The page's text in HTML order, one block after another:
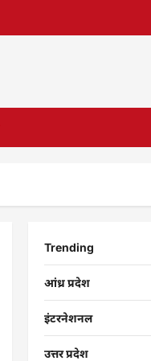
Trending
आंध्र प्रदेश
इंटरनेशनल
उत्तर प्रदेश